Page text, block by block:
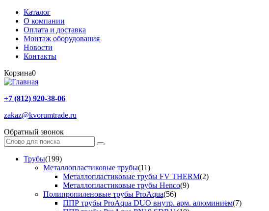
Каталог
О компании
Оплата и доставка
Монтаж оборудования
Новости
Контакты
Корзина0
+7 (812) 920-38-06
zakaz@kvorumtrade.ru
Обратный звонок
Трубы(199)
Металлопластиковые трубы(11)
Металлопластиковые трубы FV THERM(2)
Металлопластиковые трубы Henco(9)
Полипропиленовые трубы ProAqua(56)
ППР трубы ProAqua DUO внутр. арм. алюминием(7)